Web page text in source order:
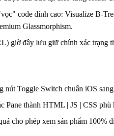
code đỉnh cao: Visualize B-
Glassmorphism.
giờ đây lưu giữ chính xác trạng
nút Toggle Switch chuẩn iOS
Pane thành HTML | JS | CSS
cho phép xem sản phẩm 100%